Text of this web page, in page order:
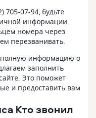
705-07-94, будьте
информации.
номера через
перезванивать.
полную информацию о
заполнить
Это поможет
и предоставить вам
Кто звонил